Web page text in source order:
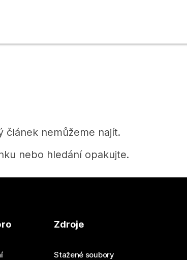
článek nemůžeme najít.
nebo hledání opakujte.
odpověď? Zdroje
Stažené soubory